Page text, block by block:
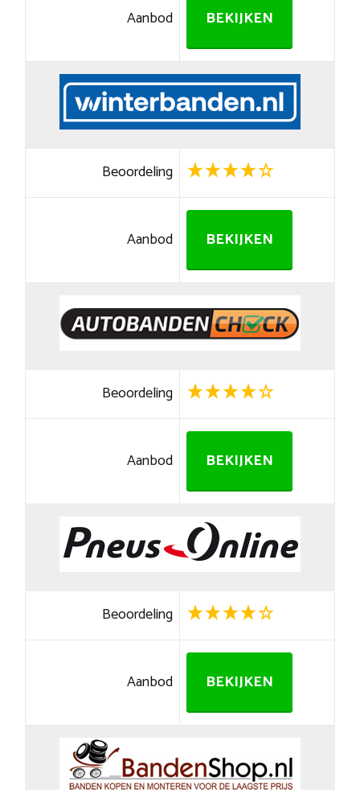
Aanbod BEKIJKEN
Beoordeling
Aanbod BEKIJKEN
Beoordeling
Aanbod BEKIJKEN
Beoordeling
Aanbod BEKIJKEN